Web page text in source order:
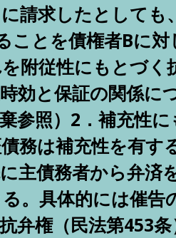
請求したとしても
ことを債権者Bに
附従性にもとづく
効と保証の関係に
参照）2．補充性
務は補充性を有す
主債務者から弁済
。具体的には催告
弁権（民法第453